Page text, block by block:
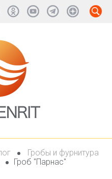
Гробы и фурнитура
Гроб "Парнас"